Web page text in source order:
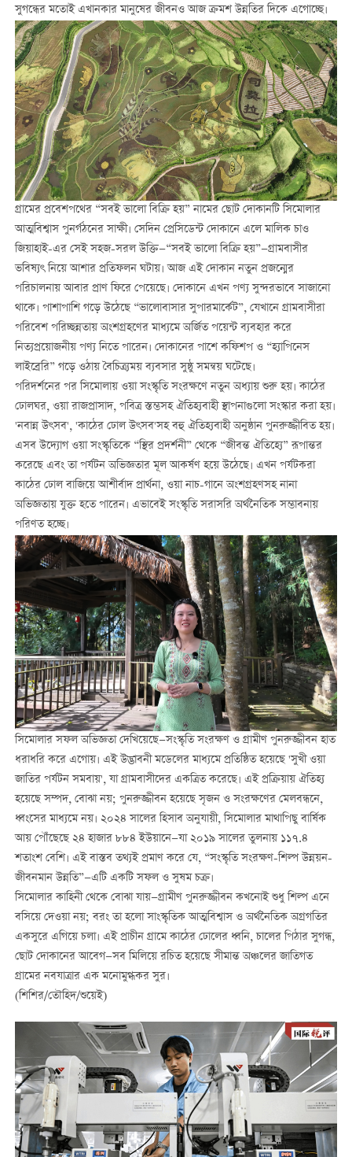
সুগন্ধের মতোই এখানকার মানুষের জীবনও আজ ক্রমশ উন্নতির দিকে এগোচ্ছে।
গ্রামের প্রবেশপথের “সবই ভালো বিক্রি হয়” নামের ছোট দোকানটি সিমোলার
আত্মবিশ্বাস পুনর্গঠনের সাক্ষী। সেদিন প্রেসিডেন্ট দোকানে এলে মালিক চাও
জিয়াহাই-এর সেই সহজ-সরল উক্তি—“সবই ভালো বিক্রি হয়”—গ্রামবাসীর
ভবিষ্যৎ নিয়ে আশার প্রতিফলন ঘটায়। আজ এই দোকান নতুন প্রজন্মের
পরিচালনায় আবার প্রাণ ফিরে পেয়েছে। দোকানে এখন পণ্য সুন্দরভাবে সাজানো
থাকে। পাশাপাশি গড়ে উঠেছে “ভালোবাসার সুপারমার্কেট”, যেখানে গ্রামবাসীরা
পরিবেশ পরিচ্ছন্নতায় অংশগ্রহণের মাধ্যমে অর্জিত পয়েন্ট ব্যবহার করে
নিত্যপ্রয়োজনীয় পণ্য নিতে পারেন। দোকানের পাশে কফিশপ ও “হ্যাপিনেস
লাইব্রেরি” গড়ে ওঠায় বৈচিত্র্যময় ব্যবসার সুষ্ঠু সমন্বয় ঘটেছে।
পরিদর্শনের পর সিমোলায় ওয়া সংস্কৃতি সংরক্ষণে নতুন অধ্যায় শুরু হয়। কাঠের
ঢোলঘর, ওয়া রাজপ্রাসাদ, পবিত্র স্তম্ভসহ ঐতিহ্যবাহী স্থাপনাগুলো সংস্কার করা হয়।
'নবান্ন উৎসব', 'কাঠের ঢোল উৎসব'সহ বহু ঐতিহ্যবাহী অনুষ্ঠান পুনরুজ্জীবিত হয়।
এসব উদ্যোগ ওয়া সংস্কৃতিকে “স্থির প্রদর্শনী” থেকে “জীবন্ত ঐতিহ্যে” রূপান্তর
করেছে এবং তা পর্যটন অভিজ্ঞতার মূল আকর্ষণ হয়ে উঠেছে। এখন পর্যটকরা
কাঠের ঢোল বাজিয়ে আশীর্বাদ প্রার্থনা, ওয়া নাচ-গানে অংশগ্রহণসহ নানা
অভিজ্ঞতায় যুক্ত হতে পারেন। এভাবেই সংস্কৃতি সরাসরি অর্থনৈতিক সম্ভাবনায়
পরিণত হচ্ছে।
সিমোলার সফল অভিজ্ঞতা দেখিয়েছে—সংস্কৃতি সংরক্ষণ ও গ্রামীণ পুনরুজ্জীবন হাত
ধরাধরি করে এগোয়। এই উদ্ভাবনী মডেলের মাধ্যমে প্রতিষ্ঠিত হয়েছে 'সুখী ওয়া
জাতির পর্যটন সমবায়', যা গ্রামবাসীদের একত্রিত করেছে। এই প্রক্রিয়ায় ঐতিহ্য
হয়েছে সম্পদ, বোঝা নয়; পুনরুজ্জীবন হয়েছে সৃজন ও সংরক্ষণের মেলবন্ধনে,
ধ্বংসের মাধ্যমে নয়। ২০২৪ সালের হিসাব অনুযায়ী, সিমোলার মাথাপিছু বার্ষিক
আয় পৌঁছেছে ২৪ হাজার ৮৮৪ ইউয়ানে—যা ২০১৯ সালের তুলনায় ১১৭.৪
শতাংশ বেশি। এই বাস্তব তথ্যই প্রমাণ করে যে, “সংস্কৃতি সংরক্ষণ-শিল্প উন্নয়ন-
জীবনমান উন্নতি”—এটি একটি সফল ও সুষম চক্র।
সিমোলার কাহিনী থেকে বোঝা যায়—গ্রামীণ পুনরুজ্জীবন কখনোই শুধু শিল্প এনে
বসিয়ে দেওয়া নয়; বরং তা হলো সাংস্কৃতিক আত্মবিশ্বাস ও অর্থনৈতিক অগ্রগতির
একসুরে এগিয়ে চলা। এই প্রাচীন গ্রামে কাঠের ঢোলের ধ্বনি, চালের পিঠার সুগন্ধ,
ছোট দোকানের আবেগ—সব মিলিয়ে রচিত হয়েছে সীমান্ত অঞ্চলের জাতিগত
গ্রামের নবযাত্রার এক মনোমুগ্ধকর সুর।
(শিশির/তৌহিদ/শুয়েই)